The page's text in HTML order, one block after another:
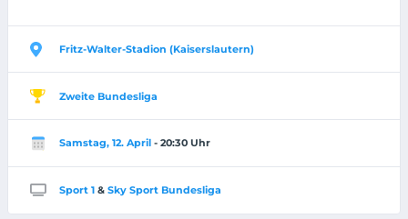
Fritz-Walter-Stadion (Kaiserslautern)
Zweite Bundesliga
Samstag, 12. April - 20:30 Uhr
Sport 1 & Sky Sport Bundesliga